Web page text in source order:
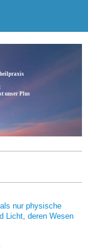
unser Plus
nur physische
Licht, deren Wesen